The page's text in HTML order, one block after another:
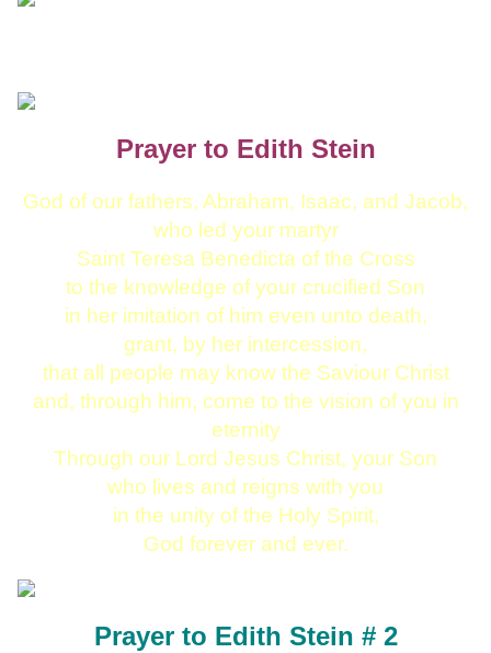
Prayer to Edith Stein
God of our fathers, Abraham, Isaac, and Jacob,
who led your martyr
Saint Teresa Benedicta of the Cross
to the knowledge of your crucified Son
in her imitation of him even unto death,
grant, by her intercession,
that all people may know the Saviour Christ
and, through him, come to the vision of you in
eternity
Through our Lord Jesus Christ, your Son
who lives and reigns with you
in the unity of the Holy Spirit,
God forever and ever.
Prayer to Edith Stein # 2